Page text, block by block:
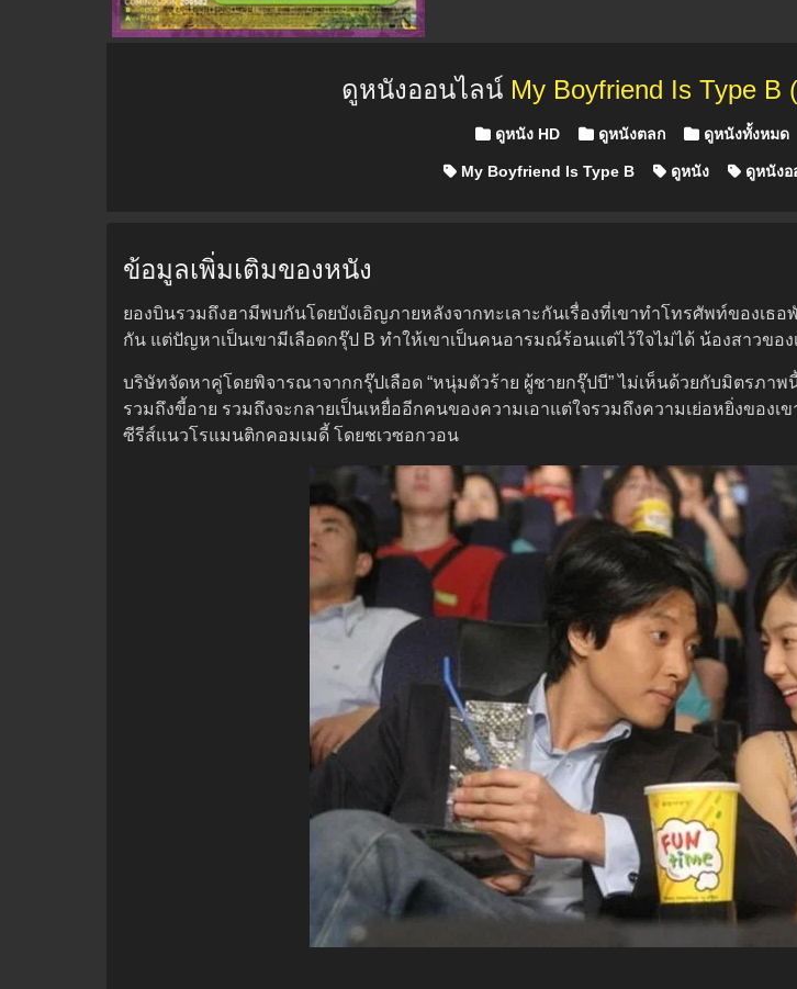
ดูหนังออนไลน์ My Boyfriend Is Type
Posted in
ดูหนัง HD ดูหนังตลก ดูหนังทั้งหมด
My Boyfriend Is Type B ดูหนัง ดูหนังอ
ข้อมูลเพิ่มเติมของหนัง
ยองบินรวมถึงฮามีพบกันโดยบังเอิญภายหลังจากทะเลาะกันเรื่องที่เขาทำโทรศัพท์ของเธอพั
กัน แต่ปัญหาเป็นเขามีเลือดกรุ๊ป B ทำให้เขาเป็นคนอารมณ์ร้อนแต่ไว้ใจไม่ได้ น้องสาวของ
บริษัทจัดหาคู่โดยพิจารณาจากกรุ๊ปเลือด “หนุ่มตัวร้าย ผู้ชายกรุ๊ปบี” ไม่เห็นด้วยกับมิตรภาพ
รวมถึงขี้อาย รวมถึงจะกลายเป็นเหยื่ออีกคนของความเอาแต่ใจรวมถึงความเย่อหยิ่งของเข
ซีรีส์แนวโรแมนติกคอมเมดี้ โดยชเวซอกวอน